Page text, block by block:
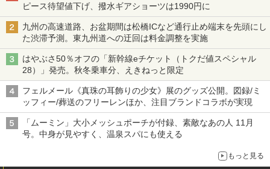
ピース待望値下げ、撥水ギアショーツは1990円に
九州の高速道路、お盆期間は松橋ICなど通行止め端末を先頭にし
た渋滞予測。東九州道への迂回は料金調整を実施
はやぶさ50％オフの「新幹線eチケット（トクだ値スペシャル
28）」発売。秋冬乗車分、えきねっと限定
フェルメール《真珠の耳飾りの少女》展のグッズ公開。図録/ミ
ッフィー/葬送のフリーレンほか、注目ブランドコラボが実現
「ムーミン」大小メッシュポーチが付録、素敵なあの人 11月
号。中身が見やすく、温泉スパにも使える
もっと見る